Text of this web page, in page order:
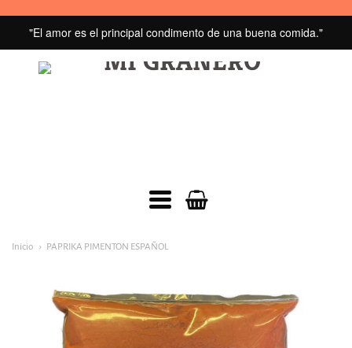
"El amor es el principal condimento de una buena comida."
MI
Menú
principal
Inicio PAPRIKA PIMENTON ESPAÑOL